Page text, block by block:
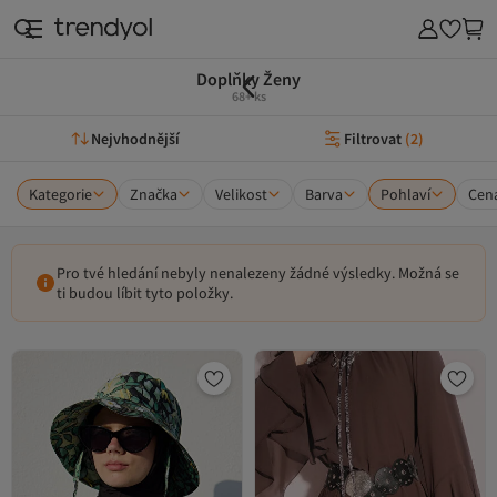
Doplňky Ženy
68+ ks
Nejvhodnější Filtrovat (2)
Kategorie Značka Velikost Barva Pohlaví
Pro tvé hledání nebyly nenalezeny žádné výsledky. Možná se
ti budou líbit tyto položky.